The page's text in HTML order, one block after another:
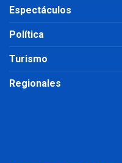
Espectáculos
Política
Turismo
Regionales